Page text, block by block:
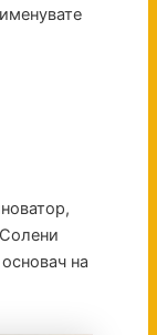
на